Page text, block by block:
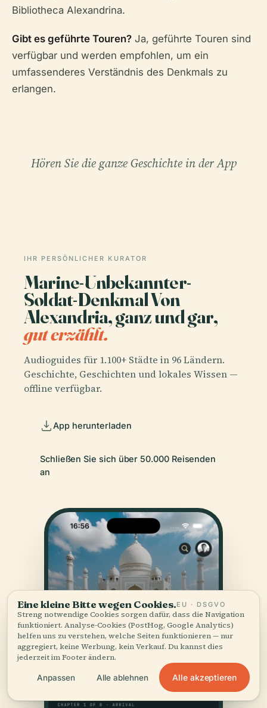
Bibliotheca Alexandrina.
Gibt es geführte Touren? Ja, geführte Touren sind
verfügbar und werden empfohlen, um ein
umfassenderes Verständnis des Denkmals zu
erlangen.
Hören Sie die ganze Geschichte in der App
IHR PERSÖNLICHER KURATOR
Marine-Unbekannter-
Soldat-Denkmal Von
Alexandria, ganz und gar,
gut erzählt.
Audioguides für 1.100+ Städte in 96 Ländern.
Geschichte, Geschichten und lokales Wissen —
offline verfügbar.
App herunterladen
Schließen Sie sich über 50.000 Reisenden
an
Eine kleine Bitte wegen Cookies.EU · DSGVO
Streng notwendige Cookies sorgen dafür, dass die Navigation
funktioniert. Analyse-Cookies (PostHog, Google Analytics)
helfen uns zu verstehen, welche Seiten funktionieren — nur
aggregiert, keine Werbung, kein Verkauf. Du kannst dies
jederzeit im Footer ändern.
Anpassen Alle ablehnen Alle akzeptieren